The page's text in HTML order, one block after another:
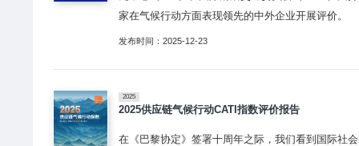
家在气候行动方面表现领先的中外企业开展评价。
发布时间：2025-12-23
2025
2025供应链气候行动CATI指数评价报告
在《巴黎协定》签署十周年之际，我们看到国际社